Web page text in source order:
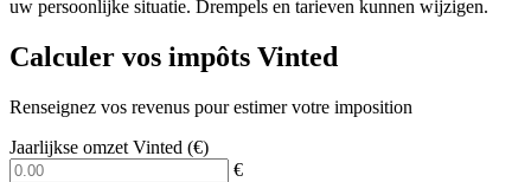
uw persoonlijke situatie. Drempels en tarieven kunnen wijzigen.
Calculer vos impôts Vinted
Renseignez vos revenus pour estimer votre imposition
Jaarlijkse omzet Vinted (€)
€